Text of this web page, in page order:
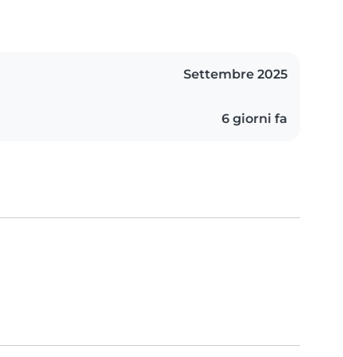
Settembre 2025
6 giorni fa